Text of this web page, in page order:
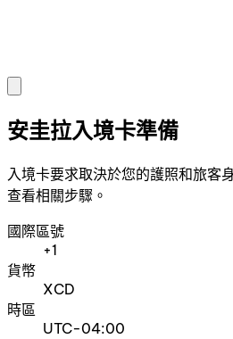
安圭拉入境卡準備
入境卡要求取決於您的護照和旅客
查看相關步驟。
國際區號
+1
貨幣
XCD
時區
UTC-04:00